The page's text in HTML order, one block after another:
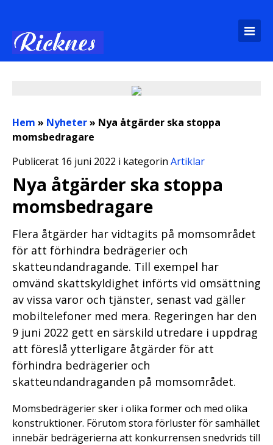
Hem » Nyheter» Nya åtgärder ska stoppa
momsbedragare
Publicerat 16 juni 2022 i kategorin Artiklar
Nya åtgärder ska stoppa
momsbedragare
Flera åtgärder har vidtagits på momsområdet
för att förhindra bedrägerier och
skatteundandragande. Till exempel har
omvänd skattskyldighet införts vid omsättning
av vissa varor och tjänster, senast vad gäller
mobiltelefoner med mera. Regeringen har den
9 juni 2022 gett en särskild utredare i uppdrag
att föreslå ytterligare åtgärder för att
förhindra bedrägerier och
skatteundandraganden på momsområdet.
Momsbedrägerier sker i olika former och med olika
konstruktioner. Förutom stora förluster för samhället
innebär bedrägerierna att konkurrensen snedvrids till